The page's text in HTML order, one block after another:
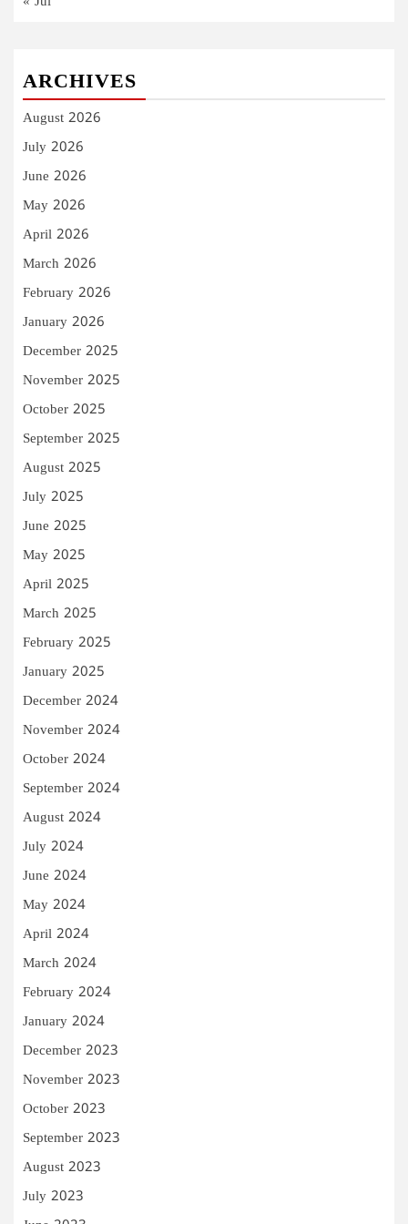
ARCHIVES
August 2026
July 2026
June 2026
May 2026
April 2026
March 2026
February 2026
January 2026
December 2025
November 2025
October 2025
September 2025
August 2025
July 2025
June 2025
May 2025
April 2025
March 2025
February 2025
January 2025
December 2024
November 2024
October 2024
September 2024
August 2024
July 2024
June 2024
May 2024
April 2024
March 2024
February 2024
January 2024
December 2023
November 2023
October 2023
September 2023
August 2023
July 2023